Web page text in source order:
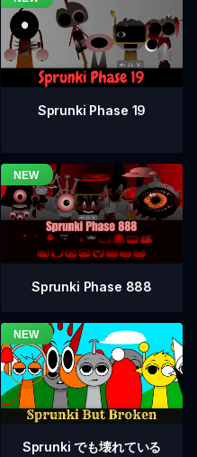
Sprunki Phase 19
Sprunki Phase 888
Sprunki でも壊れている